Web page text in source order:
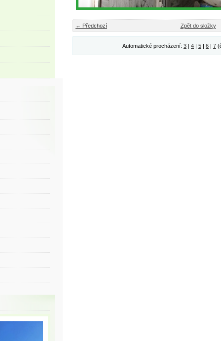
← Předchozí Zpět do složky
Automatické procházení: 3 | 4 | 5 | 6 | 7